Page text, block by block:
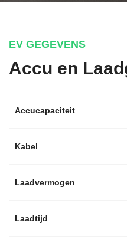
EV GEGEVENS
Accu en
Accucapaciteit
Kabel
Laadvermogen
Laadtijd